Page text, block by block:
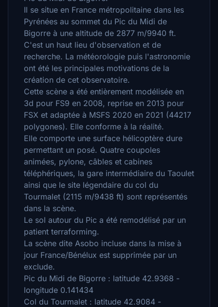
Il se situe en France métropolitaine dans les
Pyrénées au sommet du Pic du Midi de
Bigorre à une altitude de 2877 m/9940 ft.
C'est un haut lieu d'observation et de
recherche. La météorologie puis l'astronomie
ont été les principales motivations de la
création de cet observatoire.
Cette scène a été entièrement modélisée en
3d pour FS9 en 2008, reprise en 2013 pour
FSX et adaptée à MSFS 2020 en 2021 (44217
polygones). Elle conforme à la réalité.
Elle comporte une surface hélicoptère dure
permettant un posé. Quatre coupoles
animées, pylone, câbles et cabines
téléphériques, la gare intermédiaire du Taoulet
ainsi que le site légendaire du col du
Tourmalet (2115 m/9438 ft) sont représentés
dans la scène.
Le sol autour du Pic a été remodélisé par un
patient terraforming.
La scène dite Asobo incluse dans la mise à
jour France/Bénélux est supprimée par un
exclude.
Pic du Midi de Bigorre : latitude 42.9368 -
longitude 0.141434
Col du Tourmalet : latitude 42.9084 -